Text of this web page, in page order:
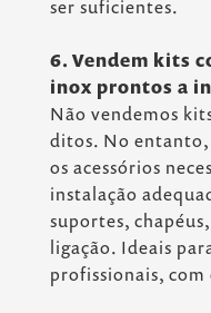
ser suficientes.
6. Vendem kits
inox prontos a
Não vendemos
ditos. No entanto,
os acessórios
instalação
suportes,
ligação. Ideais
profissionais,